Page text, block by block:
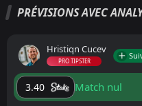
PRÉVISIONS AVEC
Hristiqn Cucev
PRO TIPSTER
3.40 Match nul